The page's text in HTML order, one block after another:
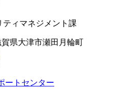
ィマネジメント課
賀県大津市瀬田月輪町